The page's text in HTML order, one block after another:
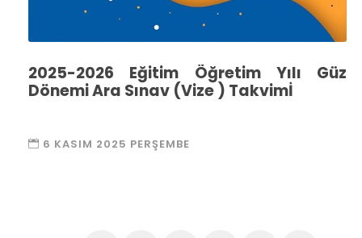
2025-2026 Eğitim Öğretim Yılı Güz
Dönemi Ara Sınav (Vize ) Takvimİ
6 KASIM 2025 PERŞEMBE